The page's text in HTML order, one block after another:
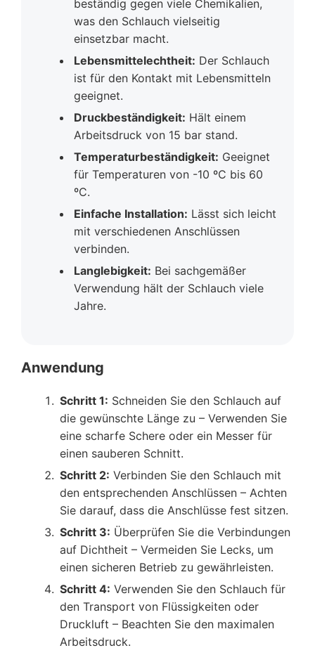
beständig gegen viele Chemikalien,
was den Schlauch vielseitig
einsetzbar macht.
Lebensmittelechtheit: Der Schlauch
ist für den Kontakt mit Lebensmitteln
geeignet.
Druckbeständigkeit: Hält einem
Arbeitsdruck von 15 bar stand.
Temperaturbeständigkeit: Geeignet
für Temperaturen von -10 ºC bis 60
ºC.
Einfache Installation: Lässt sich leicht
mit verschiedenen Anschlüssen
verbinden.
Langlebigkeit: Bei sachgemäßer
Verwendung hält der Schlauch viele
Jahre.
Anwendung
Schritt 1: Schneiden Sie den Schlauch auf
die gewünschte Länge zu – Verwenden Sie
eine scharfe Schere oder ein Messer für
einen sauberen Schnitt.
Schritt 2: Verbinden Sie den Schlauch mit
den entsprechenden Anschlüssen – Achten
Sie darauf, dass die Anschlüsse fest sitzen.
Schritt 3: Überprüfen Sie die Verbindungen
auf Dichtheit – Vermeiden Sie Lecks, um
einen sicheren Betrieb zu gewährleisten.
Schritt 4: Verwenden Sie den Schlauch für
den Transport von Flüssigkeiten oder
Druckluft – Beachten Sie den maximalen
Arbeitsdruck.